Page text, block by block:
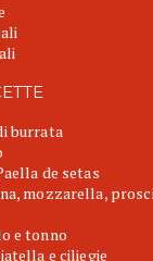
burrata
de setas
mozzarella,
e tonno
e ciliegie